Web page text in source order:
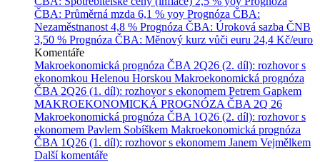
ČBA: Průměrná mzda 6,1 % yoy Prognóza ČBA:
Nezaměstnanost 4,8 % Prognóza ČBA: Úroková sazba ČNB
3,50 % Prognóza ČBA: Měnový kurz vůči euru 24,4 Kč/euro
Komentáře
Makroekonomická prognóza ČBA 2Q26 (2. díl): rozhovor s
ekonomkou Helenou Horskou Makroekonomická prognóza
ČBA 2Q26 (1. díl): rozhovor s ekonomem Petrem Gapkem
MAKROEKONOMICKÁ PROGNÓZA ČBA 2Q 26
Makroekonomická prognóza ČBA 1Q26 (2. díl): rozhovor s
ekonomem Pavlem Sobíškem Makroekonomická prognóza
ČBA 1Q26 (1. díl): rozhovor s ekonomem Janem Vejmělkem
Další komentáře